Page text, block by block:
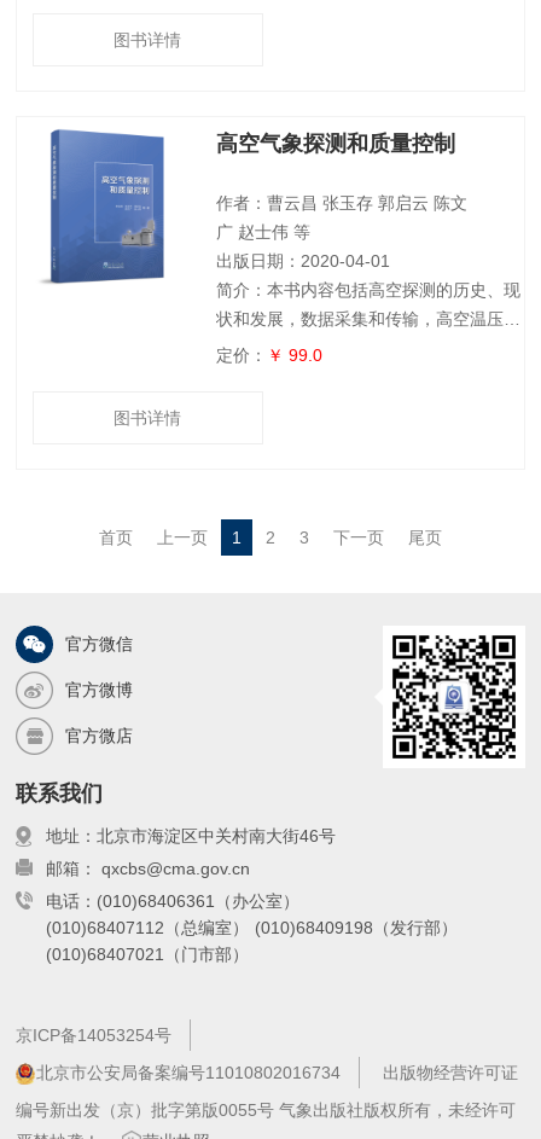
会的影响，气候变化的应对及其反思等。
经济学、社会学、全球变化与可持续发展
等从事气
图书详情
高空气象探测和质量控制
作者：曹云昌 张玉存 郭启云 陈文
广 赵士伟 等
出版日期：2020-04-01
简介：本书内容包括高空探测的历史、现
状和发展，数据采集和传输，高空温压湿
探测，高空风向风速探测，高空探测数据
态测试，动态比对试验以及测量结果不确
定度分析和评定的方法等。通过对目前我
定价： ￥ 99.0
图书详情
首页 上一页 1 2 3 下一页 尾页
官方微信
官方微博
官方微店
联系我们
地址：北京市海淀区中关村南大街46号
邮箱： qxcbs@cma.gov.cn
电话：(010)68406361（办公室）
(010)68407112（总编室）
(010)68409198（发行部）
(010)68407021（门市部）
京ICP备14053254号
北京市公安局备案编号11010802016734
出版物经营许可证
编号新出发（京）批字第版0055号 气象出版社版权所有，未经许可